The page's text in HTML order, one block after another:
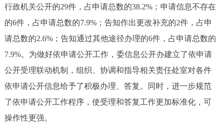
行政机关公开的29件，占申请总数的38.2%；申请信息不存在
的6件，占申请总数的7.9%；告知作出更改补充的2件，占申
请总数的2.6%；告知通过其他途径办理的6件，占申请总数的
7.9%。为做好依申请公开工作，委信息公开办建立了依申请
公开受理联动机制，组织、协调和指导相关责任处室对各件
依申请公开信息给予了积极办理、答复。同时，进一步规范
了依申请公开工作程序，使受理和答复工作更加标准化，可
操作性更强。